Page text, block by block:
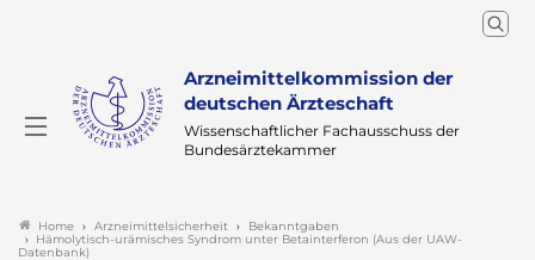
Arzneimittelkommission der
deutschen Ärzteschaft
Wissenschaftlicher Fachausschuss der
Bundesärztekammer
Home Arzneimittelsicherheit
Bekanntgaben
Hämolytisch-urämisches Syndrom unter Betainterferon (Aus der UAW-
Datenbank)